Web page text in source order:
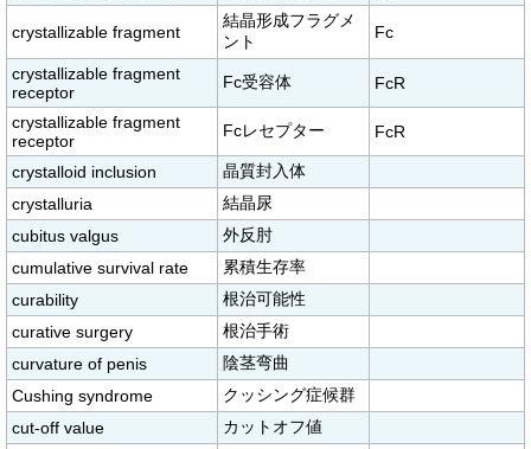
crystallizable fragment
結晶形成フラグメ
ント
Fc
crystallizable fragment
receptor
Fc受容体 FcR
crystallizable fragment
receptor
Fcレセプター FcR
crystalloid inclusion
晶質封入体
crystalluria
結晶尿
cubitus valgus
外反肘
cumulative survival rate
累積生存率
curability
根治可能性
curative surgery
根治手術
curvature of penis
陰茎弯曲
Cushing syndrome
クッシング症候群
cut-off value
カットオフ値